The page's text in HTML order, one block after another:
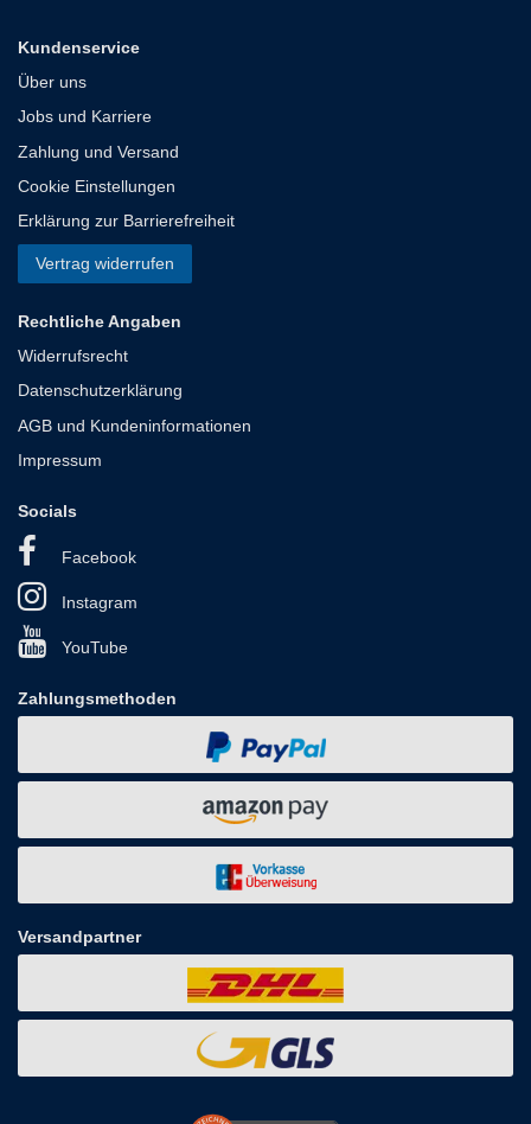
Kundenservice
Über uns
Jobs und Karriere
Zahlung und Versand
Cookie Einstellungen
Erklärung zur Barrierefreiheit
Vertrag widerrufen
Rechtliche Angaben
Widerrufsrecht
Datenschutzerklärung
AGB und Kundeninformationen
Impressum
Socials
Facebook
Instagram
YouTube
Zahlungsmethoden
Versandpartner